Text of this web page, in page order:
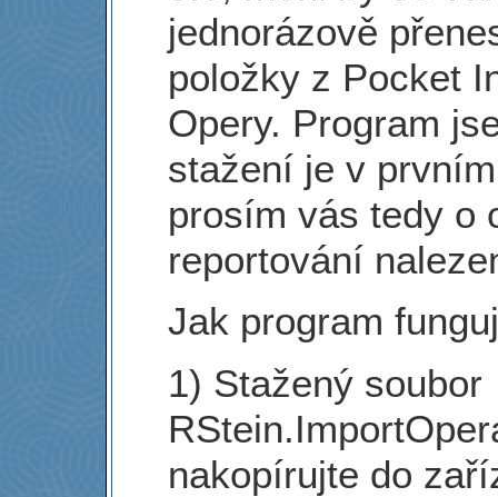
jednorázově
položky z Pocket
Opery. Program
stažení je v
prosím vás tedy o
reportování
Jak program
1) Stažený soubor
nakopírujte do